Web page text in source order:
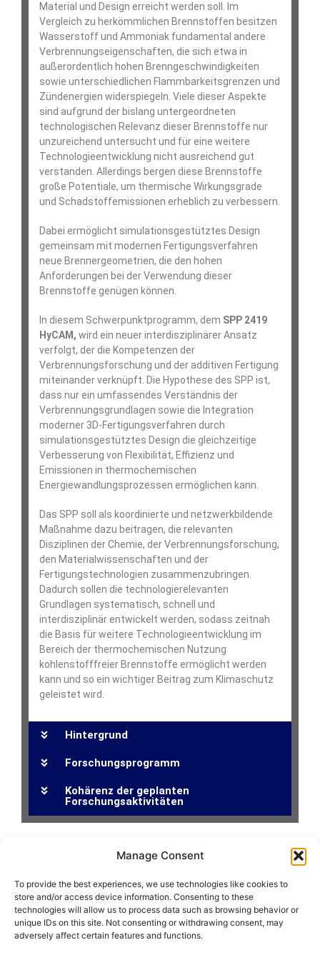
Manage Consent
To provide the best experiences, we use technologies like cookies to
store and/or access device information. Consenting to these
technologies will allow us to process data such as browsing behavior or
unique IDs on this site. Not consenting or withdrawing consent, may
adversely affect certain features and functions.
Material und Design erreicht werden soll. Im
Vergleich zu herkömmlichen Brennstoffen besitzen
Wasserstoff und Ammoniak fundamental andere
Verbrennungseigenschaften, die sich etwa in
außerordentlich hohen Brenngeschwindigkeiten
sowie unterschiedlichen Flammbarkeitsgrenzen und
Zündenergien widerspiegeln. Viele dieser Aspekte
sind aufgrund der bislang untergeordneten
technologischen Relevanz dieser Brennstoffe nur
unzureichend untersucht und für eine weitere
Technologieentwicklung nicht ausreichend gut
verstanden. Allerdings bergen diese Brennstoffe
große Potentiale, um thermische Wirkungsgrade
und Schadstoffemissionen erheblich zu verbessern.
Dabei ermöglicht simulationsgestütztes Design
gemeinsam mit modernen Fertigungsverfahren
neue Brennergeometrien, die den hohen
Anforderungen bei der Verwendung dieser
Brennstoffe genügen können.
In diesem Schwerpunktprogramm, dem SPP 2419
HyCAM, wird ein neuer interdisziplinärer Ansatz
verfolgt, der die Kompetenzen der
Verbrennungsforschung und der additiven Fertigung
miteinander verknüpft. Die Hypothese des SPP ist,
dass nur ein umfassendes Verständnis der
Verbrennungsgrundlagen sowie die Integration
moderner 3D-Fertigungsverfahren durch
simulationsgestütztes Design die gleichzeitige
Verbesserung von Flexibilität, Effizienz und
Emissionen in thermochemischen
Energiewandlungsprozessen ermöglichen kann.
Das SPP soll als koordinierte und netzwerkbildende
Maßnahme dazu beitragen, die relevanten
Disziplinen der Chemie, der Verbrennungsforschung,
den Materialwissenschaften und der
Fertigungstechnologien zusammenzubringen.
Dadurch sollen die technologierelevanten
Grundlagen systematisch, schnell und
interdisziplinär entwickelt werden, sodass zeitnah
die Basis für weitere Technologieentwicklung im
Bereich der thermochemischen Nutzung
kohlenstofffreier Brennstoffe ermöglicht werden
kann und so ein wichtiger Beitrag zum Klimaschutz
geleistet wird.
Hintergrund
Forschungsprogramm
Kohärenz der geplanten
Forschungsaktivitäten